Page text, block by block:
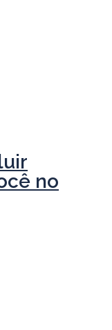
no